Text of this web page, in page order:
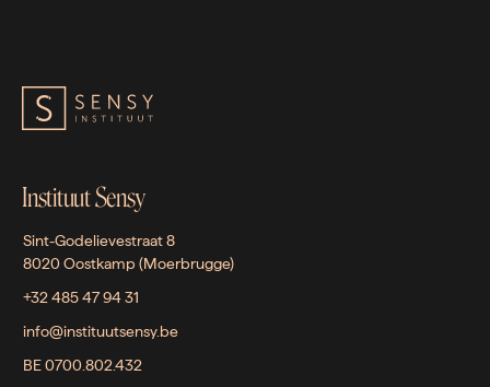
Instituut Sensy
Sint-Godelievestraat 8
8020 Oostkamp (Moerbrugge)
+32 485 47 94 31
info@instituutsensy.be
BE 0700.802.432